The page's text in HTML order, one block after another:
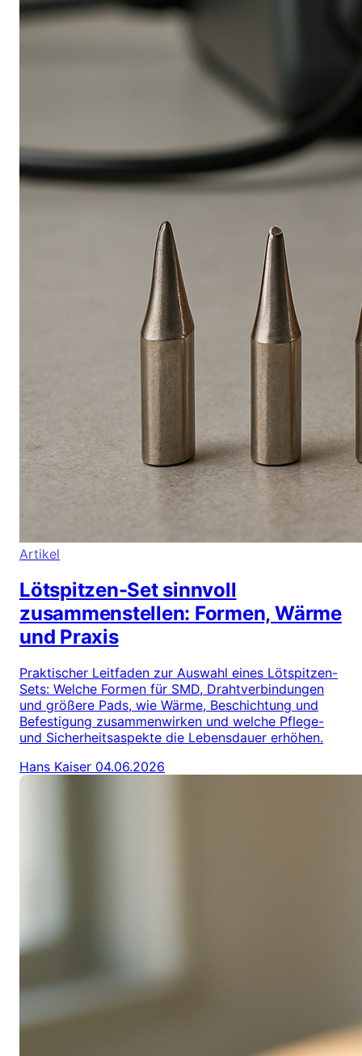
Artikel
Lötspitzen-Set sinnvoll
zusammenstellen: Formen, Wärme
und Praxis
Praktischer Leitfaden zur Auswahl eines Lötspitzen-
Sets: Welche Formen für SMD, Drahtverbindungen
und größere Pads, wie Wärme, Beschichtung und
Befestigung zusammenwirken und welche Pflege-
und Sicherheitsaspekte die Lebensdauer erhöhen.
Hans Kaiser 04.06.2026